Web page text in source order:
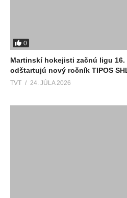
0
Martinskí hokejisti začnú ligu 16.
odštartujú nový ročník TIPOS
TVT 24. JÚLA 2026